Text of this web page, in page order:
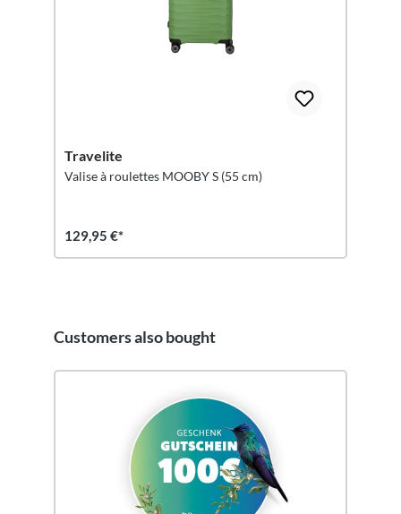
Travelite
Valise à roulettes MOOBY S (55 cm)
129,95 €*
Ignorer la galerie de produits
Customers also bought